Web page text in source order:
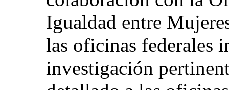
Igualdad entre
las oficinas federales
investigación